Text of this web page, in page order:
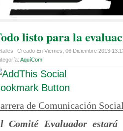
listo para la
Creado En Viernes, 06 Diciembre 2013
AquíCom
de Comunicación
Comité Evaluador